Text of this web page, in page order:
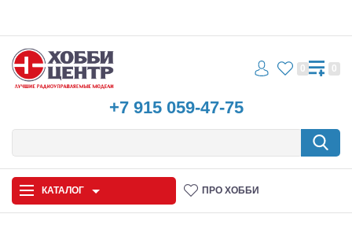
+7 915 059-47-75
0 0
КАТАЛОГ ПРО ХОББИ